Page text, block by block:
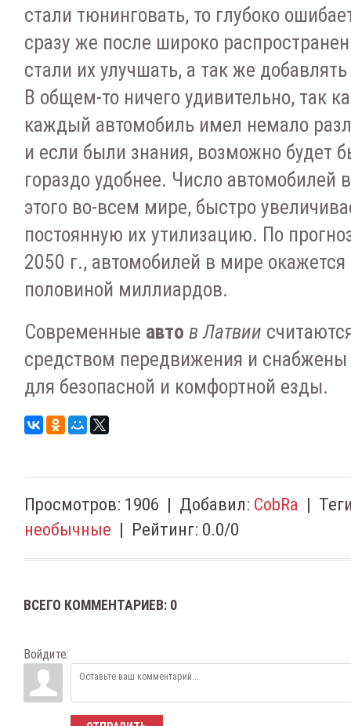
стали тюнинговать, то глубоко
сразу же после широко
стали их улучшать, а так же
В общем-то ничего удивительно, так
каждый автомобиль имел немало
и если были знания, возможно будет
гораздо удобнее. Число автомобилей
этого во-всем мире, быстро
постоянную их утилизацию. По
2050 г., автомобилей в мире
половиной миллиардов.
Современные авто в Латвии
средством передвижения и
для безопасной и комфортной езды.
Просмотров: 1906 | Добавил: CobRa |
необычные | Рейтинг: 0.0/0
ВСЕГО КОММЕНТАРИЕВ: 0
Войдите: